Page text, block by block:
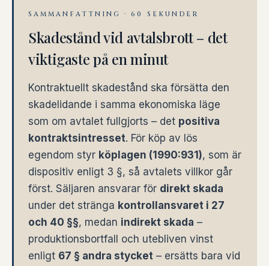
SAMMANFATTNING · 60 SEKUNDER
Skadestånd vid avtalsbrott – det
viktigaste på en minut
Kontraktuellt skadestånd ska försätta den
skadelidande i samma ekonomiska läge
som om avtalet fullgjorts – det positiva
kontraktsintresset. För köp av lös
egendom styr köplagen (1990:931), som är
dispositiv enligt 3 §, så avtalets villkor går
först. Säljaren ansvarar för direkt skada
under det stränga kontrollansvaret i 27
och 40 §§, medan indirekt skada –
produktionsbortfall och utebliven vinst
enligt 67 § andra stycket – ersätts bara vid